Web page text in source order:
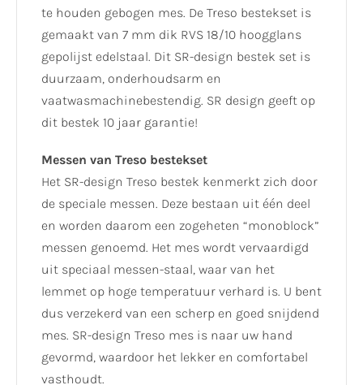
te houden gebogen mes. De Treso bestekset is
gemaakt van 7 mm dik RVS 18/10 hoogglans
gepolijst edelstaal. Dit SR-design bestek set is
duurzaam, onderhoudsarm en
vaatwasmachinebestendig. SR design geeft op
dit bestek 10 jaar garantie!
Messen van Treso bestekset
Het SR-design Treso bestek kenmerkt zich door
de speciale messen. Deze bestaan uit één deel
en worden daarom een zogeheten “monoblock”
messen genoemd. Het mes wordt vervaardigd
uit speciaal messen-staal, waar van het
lemmet op hoge temperatuur verhard is. U bent
dus verzekerd van een scherp en goed snijdend
mes. SR-design Treso mes is naar uw hand
gevormd, waardoor het lekker en comfortabel
vasthoudt.